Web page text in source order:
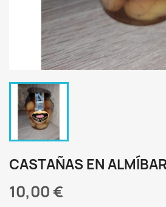
CASTAÑAS EN
10,00 €